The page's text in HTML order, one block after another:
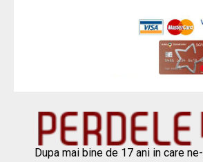
Dupa mai bine de 17 ani in care